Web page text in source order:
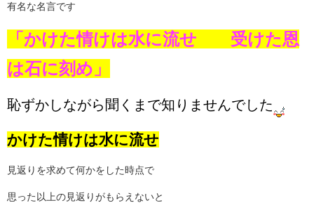
有名な名言です
「かけた情けは水に流せ 受けた恩
は石に刻め」
恥ずかしながら聞くまで知りませんでした
かけた情けは水に流せ
見返りを求めて何かをした時点で
思った以上の見返りがもらえないと